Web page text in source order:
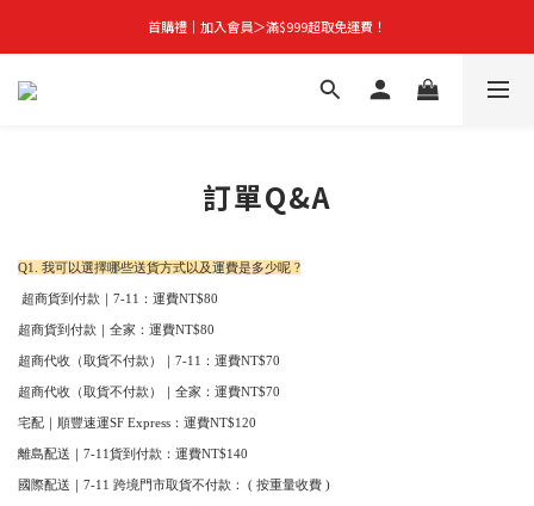
首購禮｜加入會員＞滿$999超取免運費！
首購禮｜加入會員＞滿$999超取免運費！
訂單Q&A
Q1. 我可以選擇哪些送貨方式以及運費是多少呢 ?
超商貨到付款｜7-11：運費NT$80
超商貨到付款｜全家：運費NT$80
超商代收（取貨不付款）｜7-11：運費NT$70
超商代收（取貨不付款）｜ 全家 ：運費NT$70
宅配｜順豐速運SF Express：運費NT$120
離島配送｜7-11貨到付款 ：運費NT$140
國際配送｜7-11 跨境門市取貨不付款 ： ( 按重量收費 )